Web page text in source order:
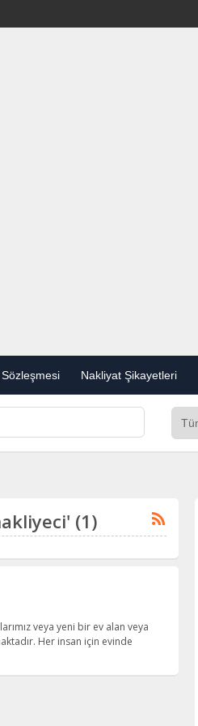
Nakliyat Şikayetleri
(1)
veya yeni bir ev alan veya
Her insan için evinde